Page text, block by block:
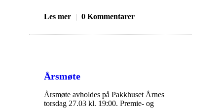
Les mer | 0 Kommentarer
Årsmøte
Årsmøte avholdes på Pakkhuset Årnes
torsdag 27.03 kl. 19:00. Premie- og